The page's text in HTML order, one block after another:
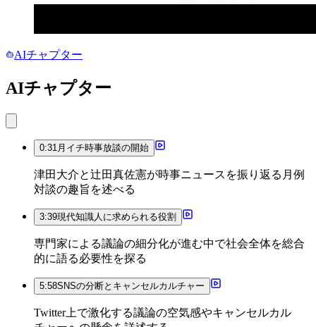
AIチャプター
AIチャプター
0:31月イチ時事放談の開始
津田大介と辻田真佐憲が時事ニュースを振り返る月例
対談の趣旨を述べる
3:39現代知識人に求められる役割
専門家による議論の細分化が進む中で社会全体を総合
的に語る必要性を探る
5:58SNSの分断とキャンセルカルチャー
Twitter上で激化する議論の空気感やキャンセルカル